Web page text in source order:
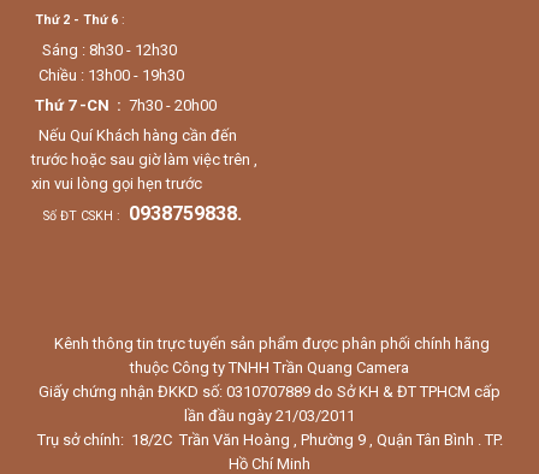
Thứ 2 - Thứ 6 :
Sáng : 8h30 - 12h30
Chiều : 13h00 - 19h30
Thứ 7 -CN : 7h30 - 20h00
Nếu Quí Khách hàng cần đến
trước hoặc sau giờ làm việc trên ,
xin vui lòng gọi hẹn trước
Số ĐT CSKH : 0938759838.
Kênh thông tin trực tuyến sản phẩm được phân phối chính hãng
thuộc Công ty TNHH Trần Quang Camera
Giấy chứng nhận ĐKKD số: 0310707889 do Sở KH & ĐT TPHCM cấp
lần đầu ngày 21/03/2011
Trụ sở chính: 18/2C Trần Văn Hoàng , Phường 9 , Quận Tân Bình . TP.
Hồ Chí Minh